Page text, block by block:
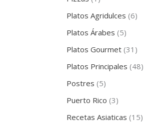
Platos Agridulces (6)
Platos Árabes (5)
Platos Gourmet (31)
Platos Principales (48)
Postres (5)
Puerto Rico (3)
Recetas Asiaticas (15)